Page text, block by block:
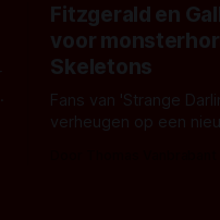
Fitzgerald en
voor
Skeletons
Fans van 'Strange
verheugen op een